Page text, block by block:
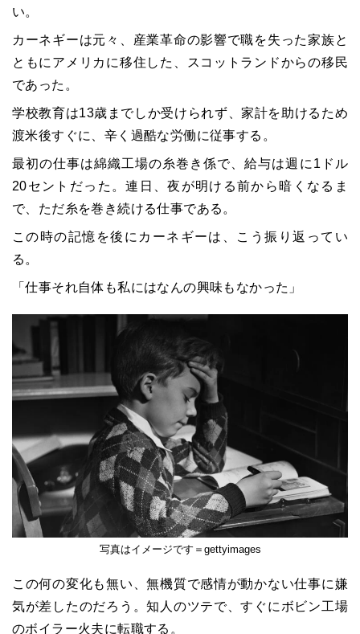
い。
カーネギーは元々、産業革命の影響で職を失った家族と
ともにアメリカに移住した、スコットランドからの移民
であった。
学校教育は13歳までしか受けられず、家計を助けるため
渡米後すぐに、辛く過酷な労働に従事する。
最初の仕事は綿織工場の糸巻き係で、給与は週に1ドル
20セントだった。連日、夜が明ける前から暗くなるま
で、ただ糸を巻き続ける仕事である。
この時の記憶を後にカーネギーは、こう振り返ってい
る。
「仕事それ自体も私にはなんの興味もなかった」
写真はイメージです＝gettyimages
この何の変化も無い、無機質で感情が動かない仕事に嫌
気が差したのだろう。知人のツテで、すぐにボビン工場
のボイラー火夫に転職する。